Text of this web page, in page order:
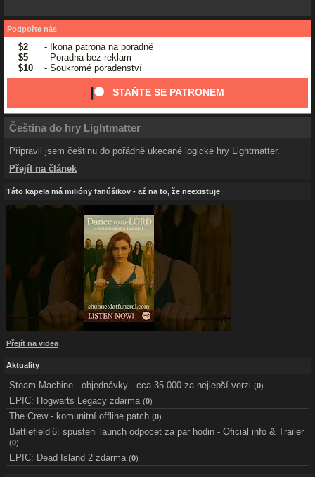
Podpořte nás
$2
- Ikona patrona na poradně
$5
- Poradna bez reklam
$10
- Soukromé poradenství
STAŇTE SE PATRONEM
Čeština do hry Lightmatter
Připravil jsem češtinu do pořádně ukecané logické hry Lightmatter.
Přejít na článek
Táto kapela má milióny fanúšikov - až na to, že neexistuje
Přejít na videa
Aktuality
Steam Machine - objednávky - cca 35 000 za nejlepší verzi (0)
EPIC: Hogwarts Legacy zdarma (0)
The Crew - komunitní offline patch (0)
Battlefield 6: spusteni launch odpocet za par hodin - Oficial info & Trailer
(0)
EPIC: Dead Island 2 zdarma (0)